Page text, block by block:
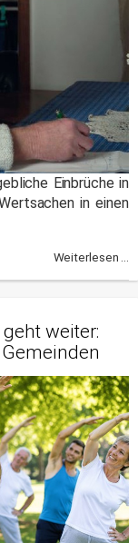
Einbrüche in
in einen
Weiterlesen ...
weiter: